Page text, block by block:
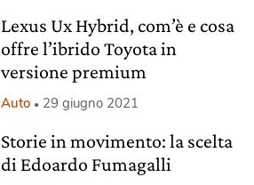
Lexus Ux Hybrid, com’è e cosa
offre l’ibrido Toyota in
versione premium
Auto 29 giugno 2021
Storie in movimento: la scelta
di Edoardo Fumagalli